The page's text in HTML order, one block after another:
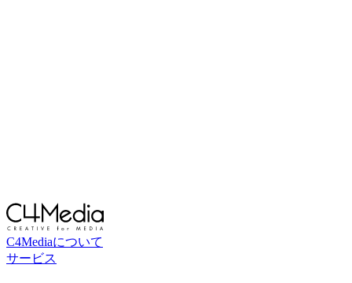
C4Mediaについて
サービス